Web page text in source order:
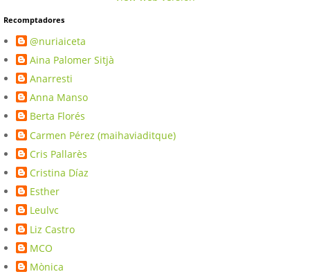
Recomptadores
@nuriaiceta
Aina Palomer Sitjà
Anarresti
Anna Manso
Berta Florés
Carmen Pérez (maihaviaditque)
Cris Pallarès
Cristina Díaz
Esther
Leulvc
Liz Castro
MCO
Mònica